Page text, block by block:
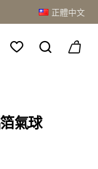
正體中文
氣球